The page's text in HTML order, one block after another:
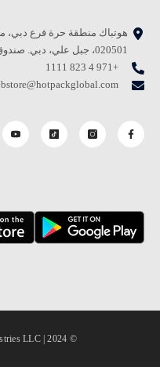
020501، جبل علي، دبي. صندوق بريد - 80590
+971 4 823 1111
© 2024 | Hotpack Packaging Industries LLC